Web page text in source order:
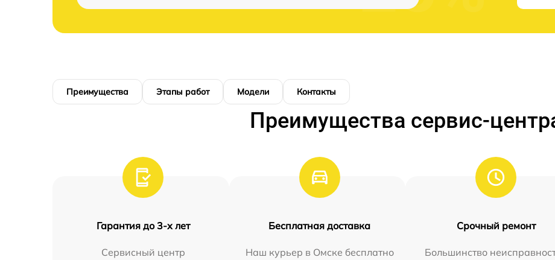
Преимущества Этапы работ Модели Контакты
Преимущества сервис-
Гарантия до 3-х лет
Сервисный центр
Бесплатная доставка
Наш курьер в Омске бесплатно
Срочный ремонт
Большинство